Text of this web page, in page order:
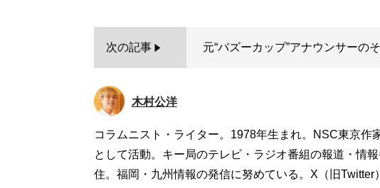
次の記事 元“バズーカップ”アナウンサーの
木村公洋
コラムニスト・ライター。1978年生まれ。NSC東京
として活動。キー局のテレビ・ラジオ番組の報道・情
住。福岡・九州情報の発信に努めている。X（旧Twitter